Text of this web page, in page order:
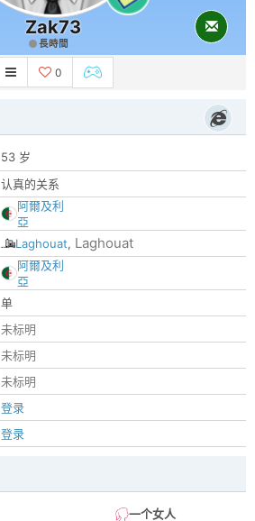
Zak73
長時間
0
53 岁
认真的关系
阿爾及利
亞
Laghouat, Laghouat
阿爾及利
亞
单
未标明
未标明
未标明
登录
登录
一个女人